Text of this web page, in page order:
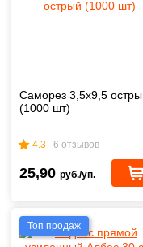
Саморез 3,5x9,5
(1000 шт)
4.3 6 отзывов
25,90 руб./уп.
Топ продаж